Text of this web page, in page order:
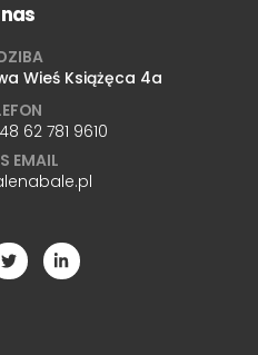
Wieś Książęca 4a
62 781 9610
EMAIL